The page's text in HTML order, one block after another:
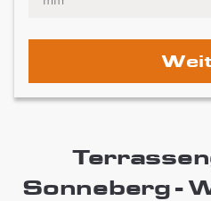
Sonneberg -